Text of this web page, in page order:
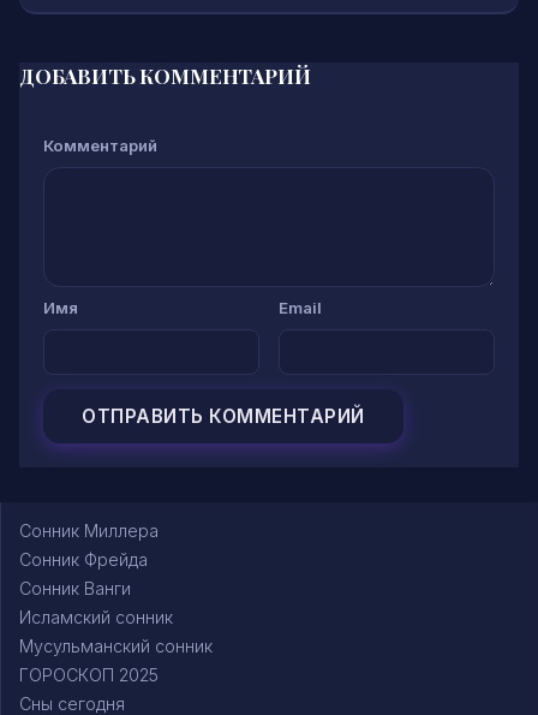
ДОБАВИТЬ КОММЕНТАРИЙ
Комментарий
Имя Email
Сонник Миллера
Сонник Фрейда
Сонник Ванги
Исламский сонник
Мусульманский сонник
ГОРОСКОП 2025
Сны сегодня